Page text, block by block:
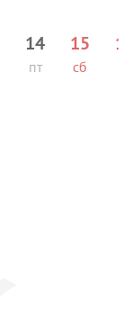
14
пт
15
сб